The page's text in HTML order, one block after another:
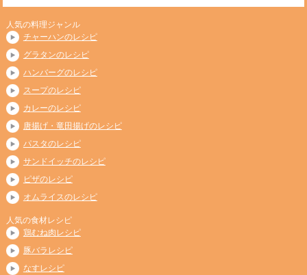
人気の料理ジャンル
チャーハンのレシピ
グラタンのレシピ
ハンバーグのレシピ
スープのレシピ
カレーのレシピ
唐揚げ・竜田揚げのレシピ
パスタのレシピ
サンドイッチのレシピ
ピザのレシピ
オムライスのレシピ
人気の食材レシピ
鶏むね肉レシピ
豚バラレシピ
なすレシピ